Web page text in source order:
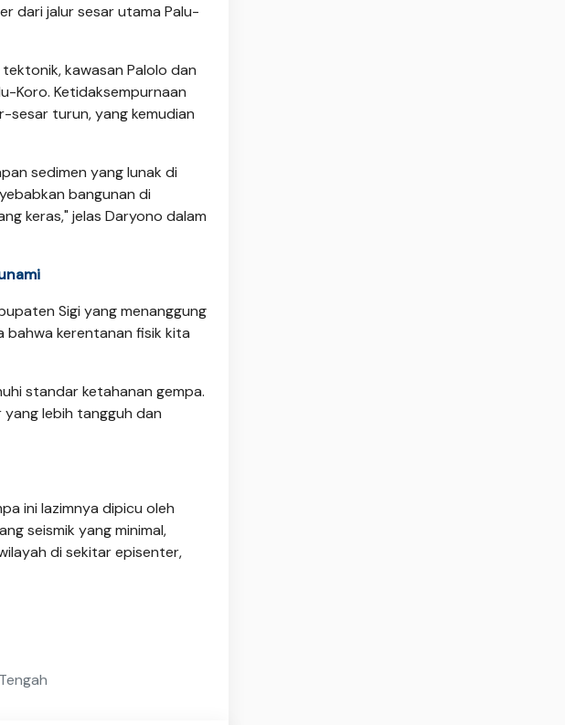
dari jalur sesar utama Palu-
kawasan Palolo dan
Koro. Ketidaksempurnaan
sesar turun, yang kemudian
sedimen yang lunak di
bangunan di
keras," jelas Daryono dalam
Sigi yang menanggung
bahwa kerentanan fisik kita
standar ketahanan gempa.
lebih tangguh dan
ini lazimnya dipicu oleh
seismik yang minimal,
di sekitar episenter,